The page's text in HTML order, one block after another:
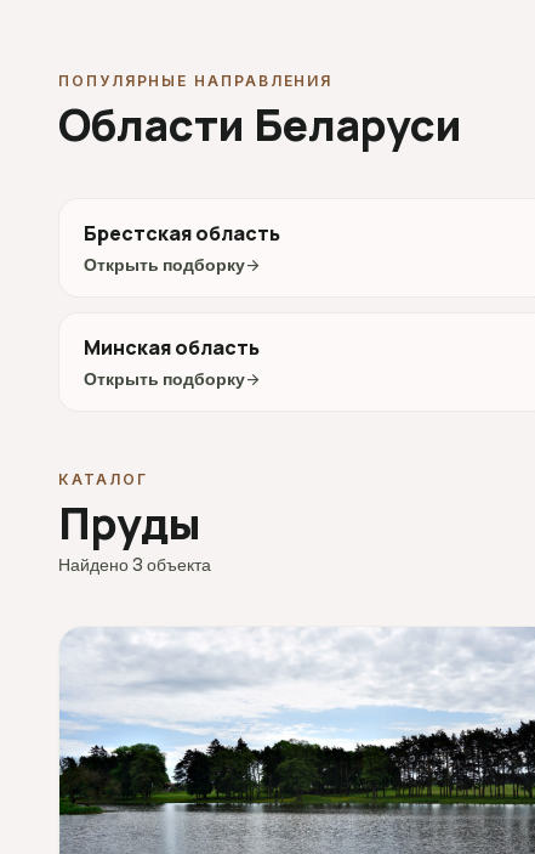
ПОПУЛЯРНЫЕ НАПРАВЛЕНИЯ
Области Беларуси
Брестская область
Открыть подборкуarrow_forward
Минская область
Открыть подборкуarrow_forward
КАТАЛОГ
Пруды
Найдено 3 объекта